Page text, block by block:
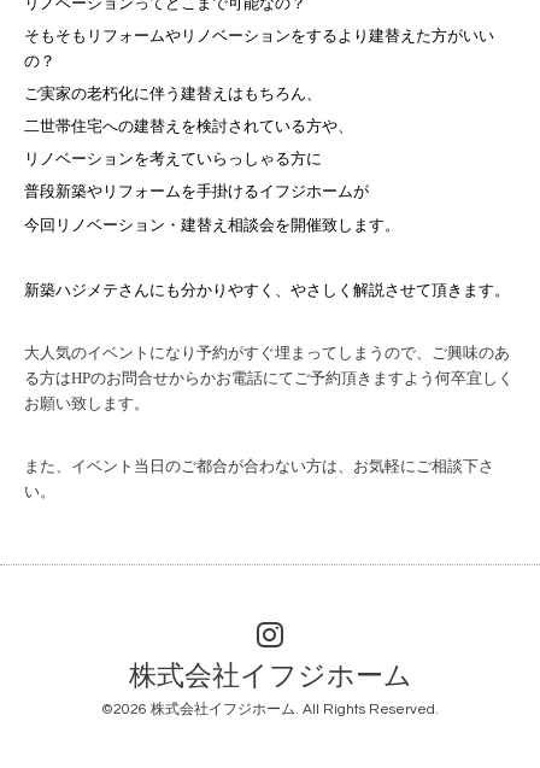
そもそもリフォームやリノベーションをするより建替えた方がいい
の？
ご実家の老朽化に伴う建替えはもちろん、
二世帯住宅への建替えを検討されている方や、
リノベーションを考えていらっしゃる方に
普段新築やリフォームを手掛けるイフジホームが
今回リノベーション・建替え相談会を開催致します。
新築ハジメテさんにも分かりやすく、やさしく解説させて頂きます。
大人気のイベントになり予約がすぐ埋まってしまうので、 ご興味のあ
る方はHPのお問合せからかお電話にてご予約頂きますよう何卒宜しく
お願い致します。
また、イベント当日のご都合が合わない方は、お気軽にご相談下さ
い。
株式会社イフジホーム
©2026 株式会社イフジホーム. All Rights Reserved.